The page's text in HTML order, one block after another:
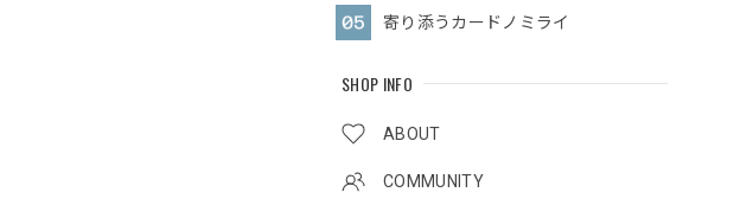
寄り添うカードノミライ
SHOP INFO
ABOUT
COMMUNITY